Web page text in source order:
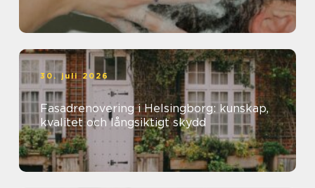
30. juli 2026
Fasadrenovering i Helsingborg: kunskap,
kvalitet och långsiktigt skydd